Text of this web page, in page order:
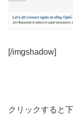
[/imgshadow]
クリックすると